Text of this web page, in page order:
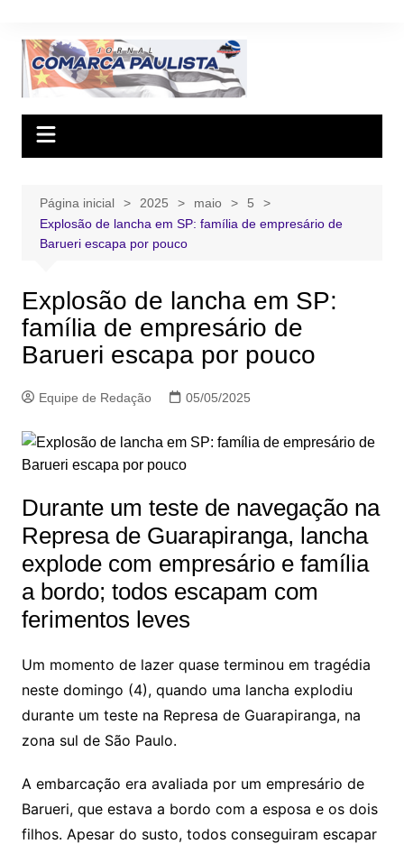
conteúdo
Página inicial 2025 maio
5
Explosão de lancha em SP: família de empresário de
Barueri escapa por pouco
Explosão de lancha em SP:
família de empresário de
Barueri escapa por pouco
Equipe de Redação 05/05/2025
Durante um teste de navegação na
Represa de Guarapiranga, lancha
explode com empresário e família
a bordo; todos escapam com
ferimentos leves
Um momento de lazer quase terminou em tragédia
neste domingo (4), quando uma lancha explodiu
durante um teste na Represa de Guarapiranga, na
zona sul de São Paulo.
A embarcação era avaliada por um empresário de
Barueri, que estava a bordo com a esposa e os dois
filhos. Apesar do susto, todos conseguiram escapar